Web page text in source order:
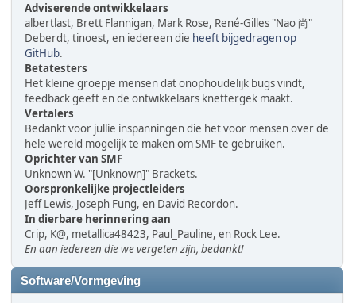
Adviserende ontwikkelaars
albertlast, Brett Flannigan, Mark Rose, René-Gilles "Nao 尚"
Deberdt, tinoest, en iedereen die heeft bijgedragen op
GitHub.
Betatesters
Het kleine groepje mensen dat onophoudelijk bugs vindt,
feedback geeft en de ontwikkelaars knettergek maakt.
Vertalers
Bedankt voor jullie inspanningen die het voor mensen over de
hele wereld mogelijk te maken om SMF te gebruiken.
Oprichter van SMF
Unknown W. "[Unknown]" Brackets.
Oorspronkelijke projectleiders
Jeff Lewis, Joseph Fung, en David Recordon.
In dierbare herinnering aan
Crip, K@, metallica48423, Paul_Pauline, en Rock Lee.
En aan iedereen die we vergeten zijn, bedankt!
Software/Vormgeving